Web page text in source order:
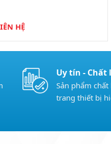
HỆ
Uy tín - Chất
Sản phẩm
trang thiết bị